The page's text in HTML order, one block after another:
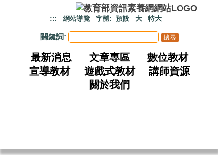
::: 網站導覽 字體: 預設 大 特大
關鍵詞:
最新消息 文章專區
數位教材
宣導教材
遊戲式教材
講師資源
關於我們